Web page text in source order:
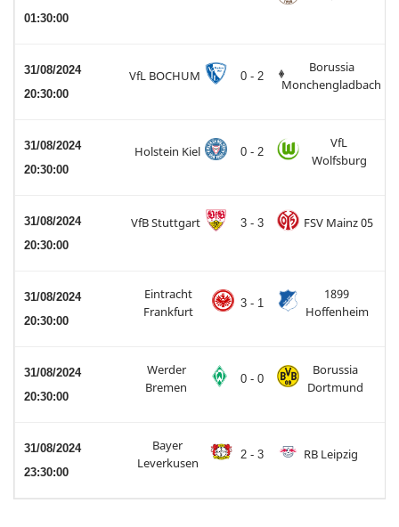
01:30:00
31/08/2024
20:30:00
VfL BOCHUM 0 - 2
Borussia
Monchengladbach
31/08/2024
20:30:00
Holstein Kiel 0 - 2
VfL
Wolfsburg
31/08/2024
20:30:00
VfB Stuttgart 3 - 3 FSV Mainz 05
31/08/2024
20:30:00
Eintracht
Frankfurt
3 - 1
1899
Hoffenheim
31/08/2024
20:30:00
Werder
Bremen
0 - 0
Borussia
Dortmund
31/08/2024
23:30:00
Bayer
Leverkusen
2 - 3 RB Leipzig